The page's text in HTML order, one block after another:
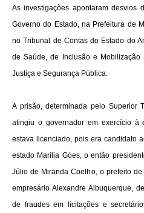
As investigações apontaram desvios
Governo do Estado, na Prefeitura de
no Tribunal de Contas do Estado do
de Saúde, de Inclusão e
Justiça e Segurança Pública.
A prisão, determinada pelo Superior
atingiu o governador em exercício à
estava licenciado, pois era candidato
estado Marília Góes, o então
Júlio de Miranda Coelho, o prefeito
empresário Alexandre Albuquerque,
de fraudes em licitações e